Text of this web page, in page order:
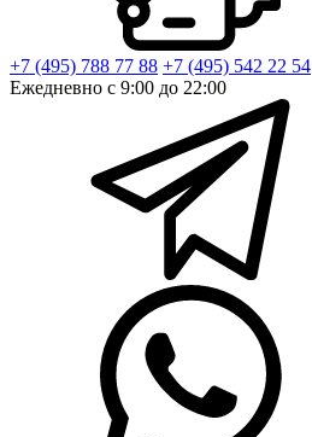
+7 (495) 788 77 88 +7 (495) 542 22 54
Ежедневно с 9:00 до 22:00